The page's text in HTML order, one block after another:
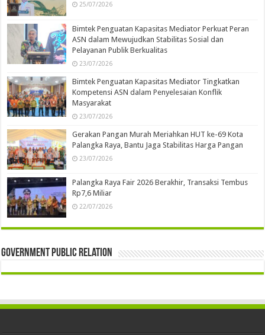
25/07/2026
Bimtek Penguatan Kapasitas Mediator Perkuat Peran
ASN dalam Mewujudkan Stabilitas Sosial dan
Pelayanan Publik Berkualitas
23/07/2026
Bimtek Penguatan Kapasitas Mediator Tingkatkan
Kompetensi ASN dalam Penyelesaian Konflik
Masyarakat
23/07/2026
Gerakan Pangan Murah Meriahkan HUT ke-69 Kota
Palangka Raya, Bantu Jaga Stabilitas Harga Pangan
23/07/2026
Palangka Raya Fair 2026 Berakhir, Transaksi Tembus
Rp7,6 Miliar
22/07/2026
Government Public Relation